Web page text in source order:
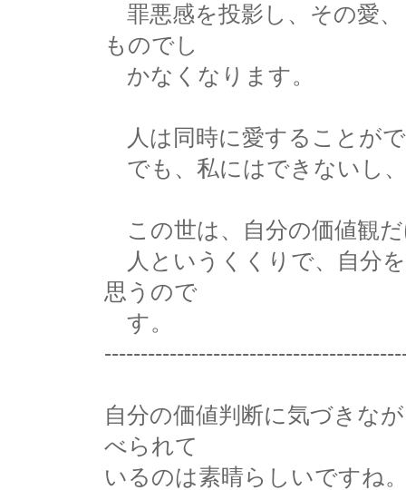
罪悪感を投影し、その愛
ものでし
かなくなります。
人は同時に愛することが
でも、私にはできないし
この世は、自分の価値観
人というくくりで、自分
思うので
す。
自分の価値判断に気づきな
べられて
いるのは素晴らしいですね